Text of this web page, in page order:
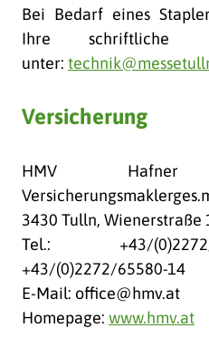
Bei Bedarf eines
Ihre schriftliche
unter:
Versicherung
HMV
3430 Tulln, Wienerstraße
Tel.: +43/
+43/(0)2272/65580-14
E-Mail: office@hmv.at
Homepage: www.hmv.at